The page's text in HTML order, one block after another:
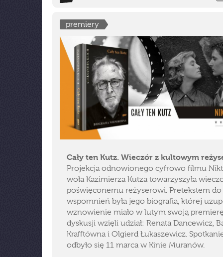
premiery
Cały ten Kutz. Wieczór z kultowym
Projekcja odnowionego cyfrowo filmu
woła Kazimierza Kutza towarzyszyła
poświęconemu reżyserowi. Pretekstem do
wspomnień była jego biografia, której
wznowienie miało w lutym swoją
dyskusji wzięli udział: Renata Dancewicz,
Krafftówna i Olgierd Łukaszewicz.
odbyło się 11 marca w Kinie Muranów.